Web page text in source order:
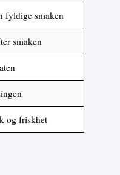
fyldige smaken
smaken
og friskhet